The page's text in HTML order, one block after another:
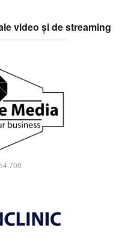
video și de streaming